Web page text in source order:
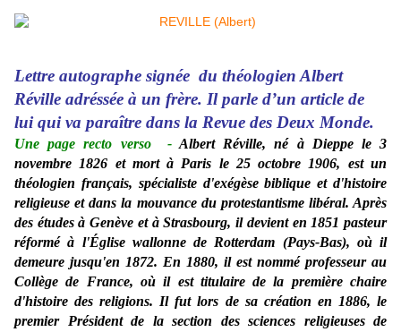
Lettre autographe signée du théologien Albert
Réville adréssée à un frère. Il parle d’un article de
lui qui va paraître dans la Revue des Deux Monde.
Une page recto verso -Albert Réville, né à Dieppe le 3
novembre 1826 et mort à Paris le 25 octobre 1906, est un
théologien français, spécialiste d'exégèse biblique et d'histoire
religieuse et dans la mouvance du protestantisme libéral. Après
des études à Genève et à Strasbourg, il devient en 1851 pasteur
réformé à l'Église wallonne de Rotterdam (Pays-Bas), où il
demeure jusqu'en 1872. En 1880, il est nommé professeur au
Collège de France, où il est titulaire de la première chaire
d'histoire des religions. Il fut lors de sa création en 1886, le
premier Président de la section des sciences religieuses de